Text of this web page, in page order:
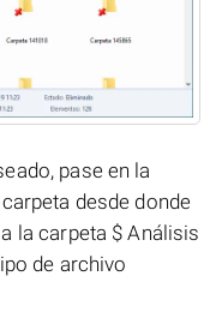
pase en la
desde donde
la carpeta $ Análisis
de archivo